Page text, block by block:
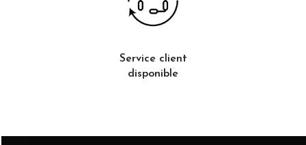
Service client
disponible